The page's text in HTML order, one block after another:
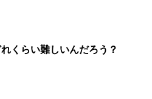
くらい難しいんだろう？